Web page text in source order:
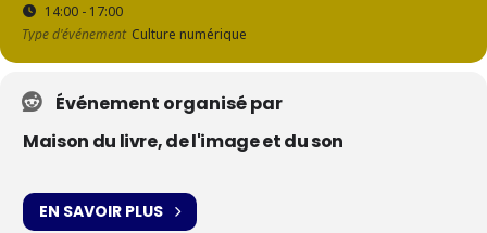
14:00 - 17:00
Type d'événement Culture numérique
Événement organisé par
Maison du livre, de l'image et du son
EN SAVOIR PLUS